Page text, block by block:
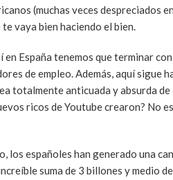
(muchas veces despreciados
vaya bien haciendo el bien.
España tenemos que terminar
de empleo. Además, aquí sigue
totalmente anticuada y absurda
ricos de Youtube crearon? No
los españoles han generado una
suma de 3 billones y medio